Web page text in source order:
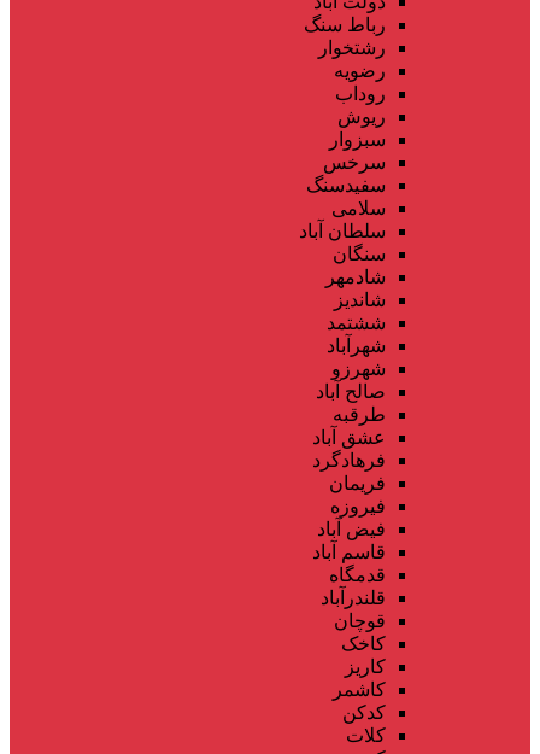
رباط سنگ
رشتخوار
رضویه
روداب
ریوش
سبزوار
سرخس
سفیدسنگ
سلامی
سلطان آباد
سنگان
شادمهر
شاندیز
ششتمد
شهرآباد
شهرزو
صالح آباد
طرقبه
عشق آباد
فرهادگرد
فریمان
فیروزه
فیض آباد
قاسم آباد
قدمگاه
قلندرآباد
قوچان
کاخک
کاریز
کاشمر
کدکن
کلات